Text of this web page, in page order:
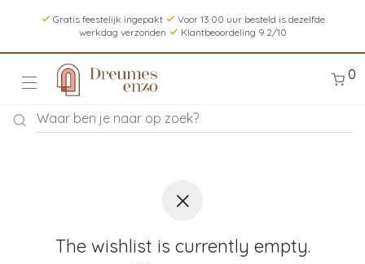
Gratis feestelijk ingepakt
Voor 13.00 uur besteld is dezelfde
werkdag verzonden
Klantbeoordeling 9.2/10
0
The wishlist is currently empty.